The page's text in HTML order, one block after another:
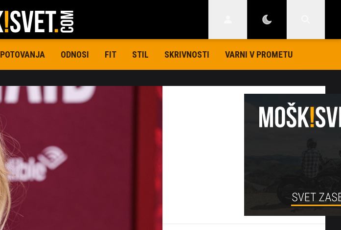
POTOVANJA ODNOSI FIT STIL SKRIVNOSTI VARNI V PROMETU